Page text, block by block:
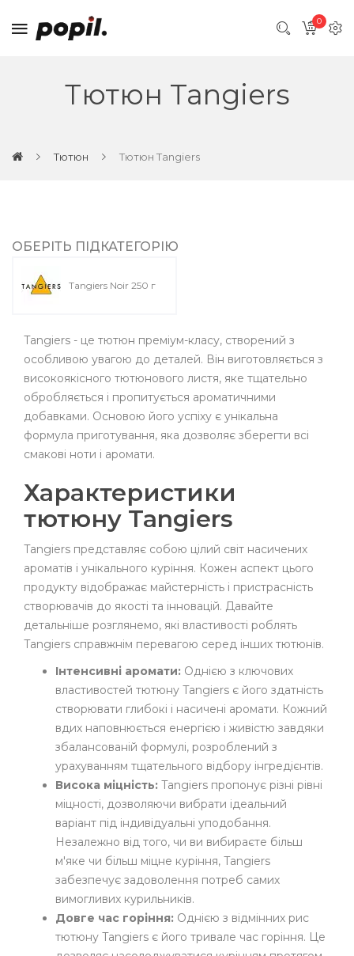
0
Тютюн Tangiers
Тютюн Тютюн Tangiers
ОБЕРІТЬ ПІДКАТЕГОРІЮ
Tangiers Noir 250 г
Tangiers - це тютюн преміум-класу, створений з
особливою увагою до деталей. Він виготовляється з
високоякісного тютюнового листя, яке тщательно
обробляється і пропитується ароматичними
добавками. Основою його успіху є унікальна
формула приготування, яка дозволяє зберегти всі
смакові ноти і аромати.
Характеристики
тютюну Tangiers
Tangiers представляє собою цілий світ насичених
ароматів і унікального куріння. Кожен аспект цього
продукту відображає майстерність і пристрасність
створювачів до якості та інновацій. Давайте
детальніше розглянемо, які властивості роблять
Tangiers справжнім перевагою серед інших тютюнів.
Інтенсивні аромати: Однією з ключових
властивостей тютюну Tangiers є його здатність
створювати глибокі і насичені аромати. Кожний
вдих наповнюється енергією і живістю завдяки
збалансованій формулі, розроблений з
урахуванням тщательного відбору інгредієнтів.
Висока міцність: Tangiers пропонує різні рівні
міцності, дозволяючи вибрати ідеальний
варіант під індивідуальні уподобання.
Незалежно від того, чи ви вибираєте більш
м'яке чи більш міцне куріння, Tangiers
забезпечує задоволення потреб самих
вимогливих курильників.
Довге час горіння: Однією з відмінних рис
тютюну Tangiers є його тривале час горіння. Це